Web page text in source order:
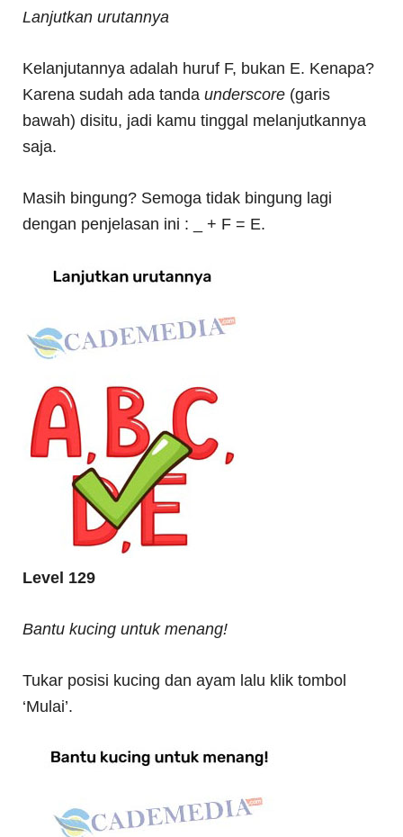
Lanjutkan urutannya
Kelanjutannya adalah huruf F, bukan E. Kenapa?
Karena sudah ada tandaunderscore (garis
bawah) disitu, jadi kamu tinggal melanjutkannya
saja.
Masih bingung? Semoga tidak bingung lagi
dengan penjelasan ini : _ + F = E.
Level 129
Bantu kucing untuk menang!
Tukar posisi kucing dan ayam lalu klik tombol
‘Mulai’.